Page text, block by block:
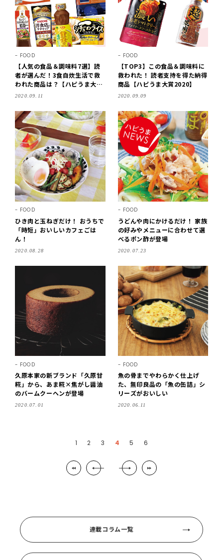
FOOD
【人気の食品＆調味料7選】読
者が選んだ！3食自炊生活で救
われた商品は？【ハピうま大賞
2020】
2020.09.11
FOOD
【TOP3】この食品＆調味料に
救われた！ 読者支持を得た納得
商品【ハピうま大賞2020】
2020.09.09
FOOD
ひき肉と玉ねぎだけ！ おうちで
「時短」おいしいカフェごは
ん！
2020.08.28
FOOD
うどんや肉にかけるだけ！ 家族
の好みやメニューに合わせて選
べるポン酢が登場
2020.07.23
FOOD
久原本家の新ブランド「久原甘
糀」から、あま糀×焦がし醤油
のバームクーヘンが登場
2020.07.01
FOOD
魚の骨までやわらかく仕上げ
た、無印良品の「魚の缶詰」シ
リーズがおいしい
2020.06.11
1 2 3 4 5 6
連載コラム一覧